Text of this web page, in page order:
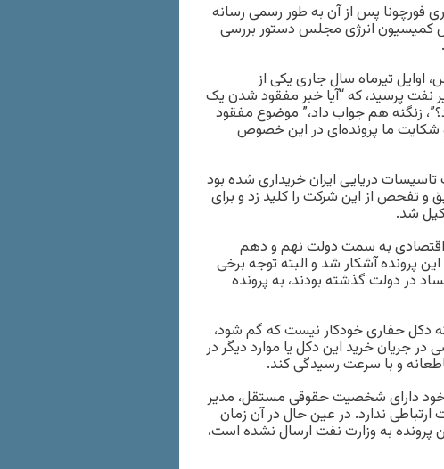
موضوع گم شدن دکل ۷۸ میلیون دلاری فورچونا پس از آن به طور رسمی رسانه
کمیسیون انرژی مجلس دستور بررسی
تیرماه سال جاری یکی از
نفت پرسید، که “آیا خبر مفقود شدن یک
زنگنه هم جواب داد،” موضوع مفقود
شکایت ما پرونده‌ای در این خصوص
دریایی ایران خریداری شده بود
از این شرکت را کلید زد و برای
شد.
اقتصادی به سمت دولت نهم و دهم
پرونده آشکار شد و البته توجه برخی
در دولت گذشته بودند، به پرونده
دکل حفاری خودکار نیست که گم شود،
در جریان خرید این دکل یا موارد دیگر در
و با سرعت رسیدگی کند.
خود دارای شخصیت حقوقی مستقل، مدیر
ندارد. در عین حال در آن زمان
پرونده به وزارت نفت ارسال نشده است،